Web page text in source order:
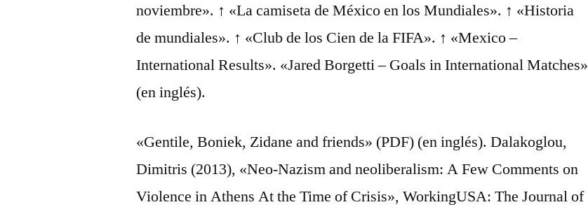
noviembre». ↑ «La camiseta de México en los Mundiales». ↑ «Historia
de mundiales». ↑ «Club de los Cien de la FIFA». ↑ «Mexico –
International Results». «Jared Borgetti – Goals in International Matches»
(en inglés).
«Gentile, Boniek, Zidane and friends» (PDF) (en inglés). Dalakoglou,
Dimitris (2013), «Neo-Nazism and neoliberalism: A Few Comments on
Violence in Athens At the Time of Crisis», WorkingUSA: The Journal of